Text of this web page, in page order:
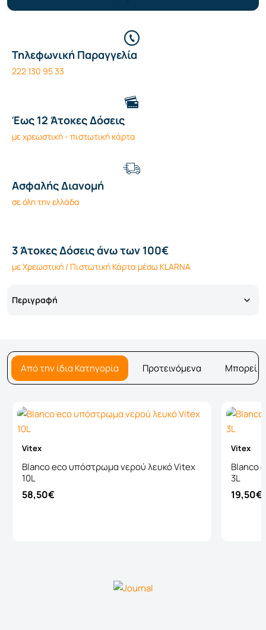
Τηλεφωνική Παραγγελία
222 130 95 33
Έως 12 Άτοκες Δόσεις
με χρεωστική - πιστωτική κάρτα
Ασφαλής Διανομή
σε όλη την ελλάδα
3 Άτοκες Δόσεις άνω των 100€
με Χρεωστική / Πιστωτική Κάρτα μέσω KLARNA
Περιγραφή
Από την ίδια Κατηγορία Προτεινόμενα Μπορεί
Vitex
Blanco eco υπόστρωμα νερού λευκό Vitex
10L
58,50€
Vitex
Blanco
3L
19,50€